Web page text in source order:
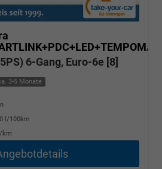
6-Gang, Euro-6e [8]
3-5 Monate
l/100km
km